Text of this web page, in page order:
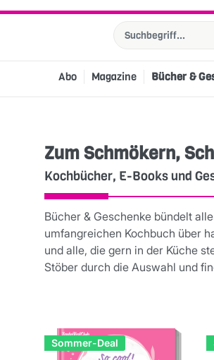
Abo Magazine Bücher &
Zum Schmökern,
Kochbücher, E-Books und
Bücher & Geschenke bündelt
umfangreichen Kochbuch über
und alle, die gern in der Küche
Stöber durch die Auswahl und
Sommer-Deal